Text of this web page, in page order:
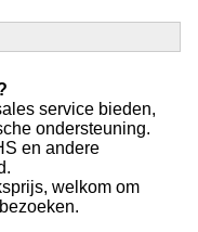
service bieden,
ondersteuning.
en andere
welkom om